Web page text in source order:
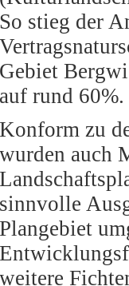
So stieg der
Gebiet
auf rund 60%.
Konform zu
wurden auch
sinnvolle
Plangebiet
weitere